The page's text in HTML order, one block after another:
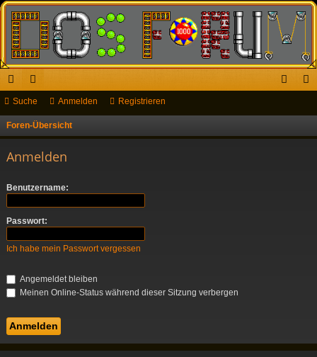
ch
ne
riff
or
en
Suche Anmelden Registrieren
Foren-Übersicht
Anmelden
Benutzername:
Passwort:
Ich habe mein Passwort vergessen
Angemeldet bleiben
Meinen Online-Status während dieser Sitzung verbergen